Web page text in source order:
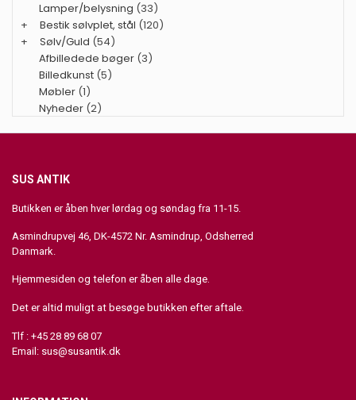
Lamper/belysning (33)
+
Bestik sølvplet, stål (120)
+
Sølv/Guld (54)
Afbilledede bøger (3)
Billedkunst (5)
Møbler (1)
Nyheder (2)
SUS ANTIK
Butikken er åben hver lørdag og søndag fra 11-15.
Asmindrupvej 46, DK-4572 Nr. Asmindrup, Odsherred
Danmark.
Hjemmesiden og telefon er åben alle dage.
Det er altid muligt at besøge butikken efter aftale.
Tlf : +45 28 89 68 07
Email: sus@susantik.dk